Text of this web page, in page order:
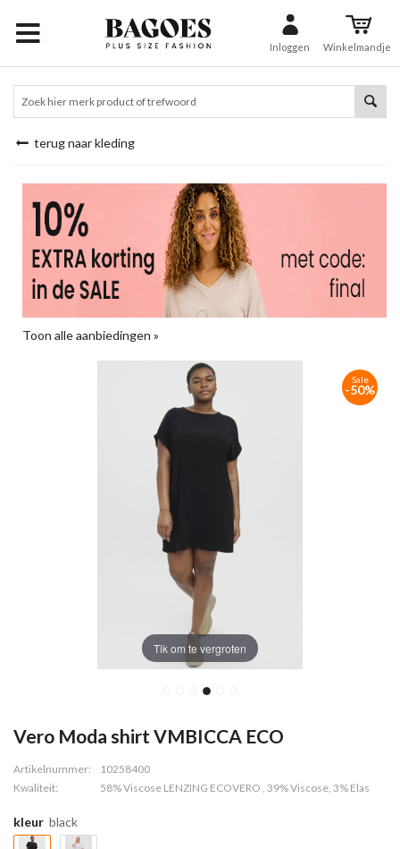
Inloggen Winkelmandje
terug naar kleding
Toon alle aanbiedingen »
Tik om te vergroten
Sale
-50%
Vero Moda shirt VMBICCA ECO
Artikelnummer:
10258400
Kwaliteit:
58% Viscose LENZING ECOVERO , 39% Viscose, 3% Elas
kleur black